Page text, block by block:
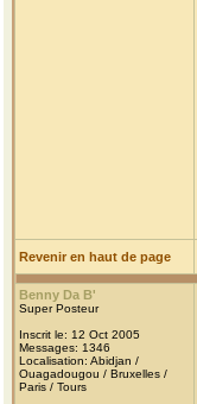
Revenir en haut de page
Benny Da B'
Super Posteur
Inscrit le: 12 Oct 2005
Messages: 1346
Localisation: Abidjan /
Ouagadougou / Bruxelles /
Paris / Tours